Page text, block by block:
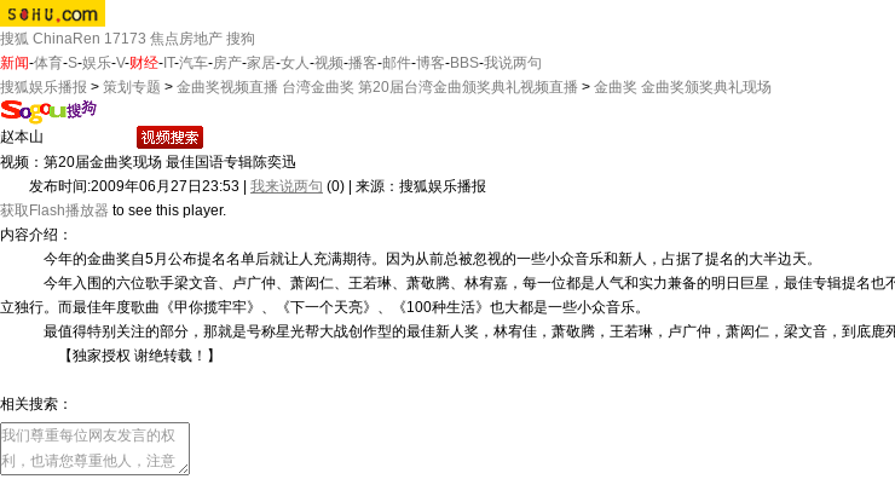
搜狐 ChinaRen 17173 焦点房地产 搜狗
新闻-体育-S-娱乐-V-财经- IT-汽车-房产-家居-女人-视频-播客-邮件-博客-BBS-我说两句
搜狐娱乐播报 > 策划专题 > 金曲奖视频直播 台湾金曲奖 第20届台湾金曲颁奖典礼视频直播 > 金曲奖 金曲奖颁奖典礼现场
视频：第20届金曲奖现场 最佳国语专辑陈奕迅
发布时间:2009年06月27日23:53 | 我来说两句 (0) | 来源：搜狐娱乐播报
获取Flash播放器 to see this player.
内容介绍：
今年的金曲奖自5月公布提名名单后就让人充满期待。因为从前总被忽视的一些小众音乐和新人，占据了提名的大半边天。
今年入围的六位歌手梁文音、卢广仲、萧闳仁、王若琳、萧敬腾、林宥嘉，每一位都是人气和实力兼备的明日巨星，最佳专辑提名
立独行。而最佳年度歌曲《甲你揽牢牢》、《下一个天亮》、《100种生活》也大都是一些小众音乐。
最值得特别关注的部分，那就是号称星光帮大战创作型的最佳新人奖，林宥佳，萧敬腾，王若琳，卢广仲，萧闳仁，梁文音，到底鹿
【独家授权 谢绝转载 ！】
相关搜索：